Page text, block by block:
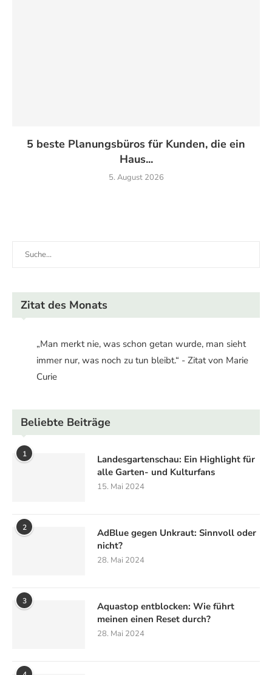
5 beste Planungsbüros für Kunden, die ein
Haus...
5. August 2026
Zitat des Monats
„Man merkt nie, was schon getan wurde, man sieht
immer nur, was noch zu tun bleibt.“ - Zitat von Marie
Curie
Beliebte Beiträge
1
Landesgartenschau: Ein Highlight für
alle Garten- und Kulturfans
15. Mai 2024
2
AdBlue gegen Unkraut: Sinnvoll oder
nicht?
28. Mai 2024
3
Aquastop entblocken: Wie führt
meinen einen Reset durch?
28. Mai 2024